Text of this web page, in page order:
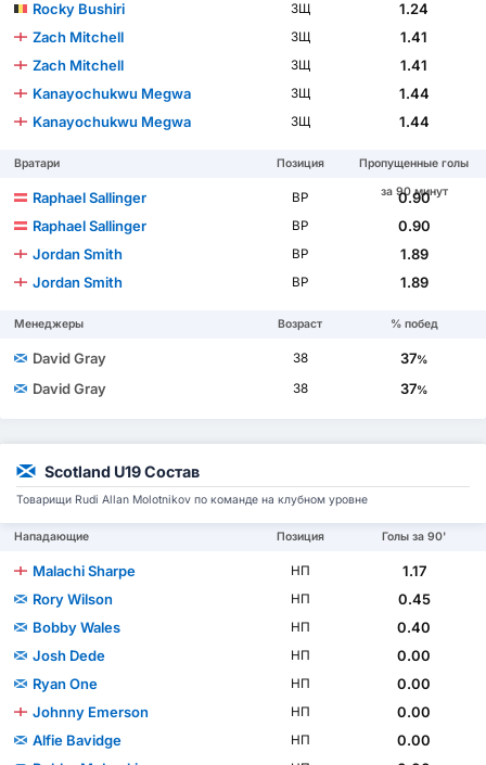
Rocky Bushiri
ЗЩ
1.24
Zach Mitchell
ЗЩ
1.41
Zach Mitchell
ЗЩ
1.41
Kanayochukwu Megwa
ЗЩ
1.44
Kanayochukwu Megwa
ЗЩ 1.44
Вратари Позиция
Пропущенные голы
за 90 минут
Raphael Sallinger ВР
0.90
Raphael Sallinger
ВР
0.90
Jordan Smith
ВР
1.89
Jordan Smith
ВР 1.89
Менеджеры Возраст % побед
David Gray 38 37%
David Gray 38 37%
Scotland U19 Состав
Товарищи Rudi Allan Molotnikov по команде на клубном уровне
Нападающие Позиция Голы за 90'
Malachi Sharpe НП
1.17
Rory Wilson
НП
0.45
Bobby Wales
НП
0.40
Josh Dede
НП
0.00
Ryan One
НП
0.00
Johnny Emerson
НП
0.00
Alfie Bavidge
НП
0.00